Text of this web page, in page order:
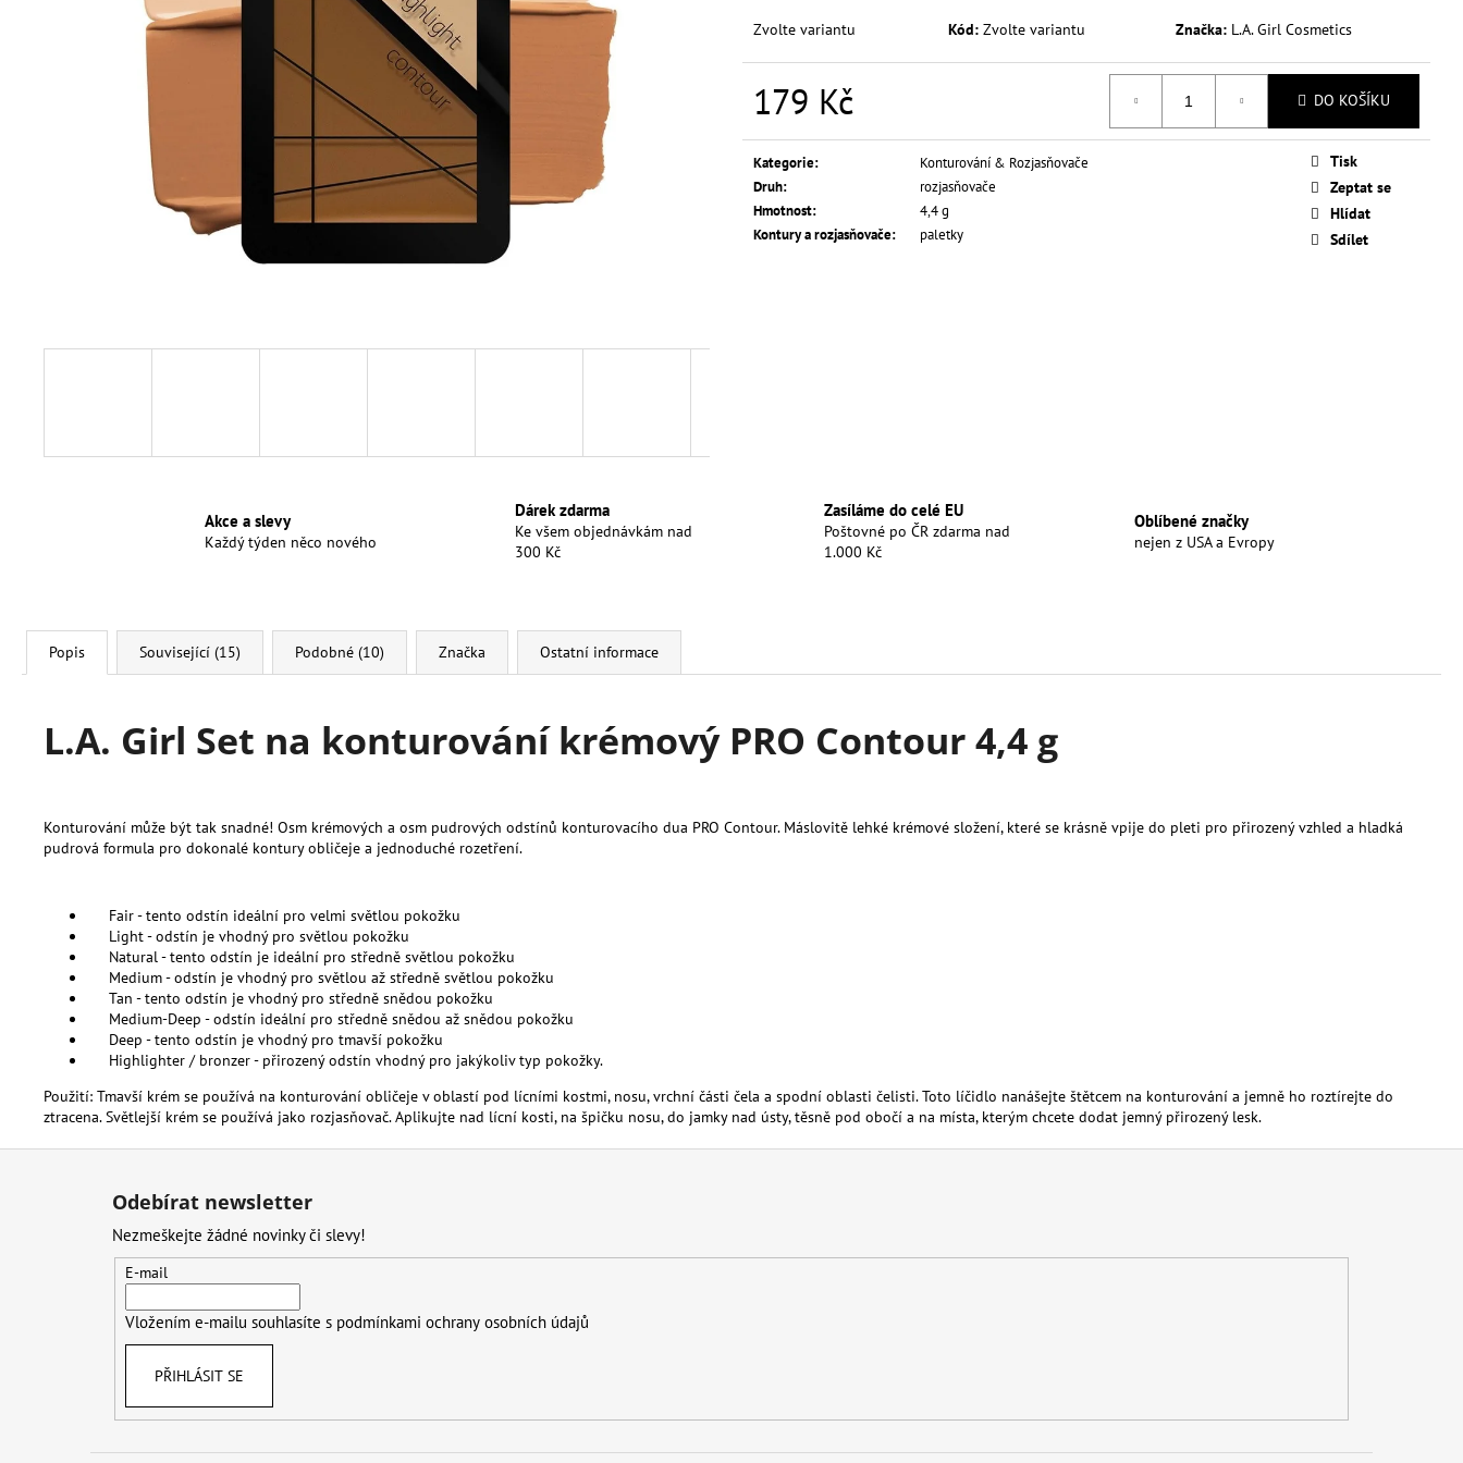
Zvolte variantu Kód: Zvolte variantu Značka: L.A. Girl Cosmetics
179 Kč DO KOŠÍKU
Kategorie:
Konturování & Rozjasňovače
Druh:
rozjasňovače
Hmotnost:
4,4 g
Kontury a rozjasňovače: paletky
Tisk
Zeptat se
Hlídat
Sdílet
Akce a slevy
Každý týden něco nového
Dárek zdarma
Ke všem objednávkám nad
300 Kč
Zasíláme do celé EU
Poštovné po ČR zdarma nad
1.000 Kč
Oblíbené značky
nejen z USA a Evropy
Popis Související (15) Podobné (10) Značka Ostatní informace
L.A. Girl Set na konturování krémový PRO Contour 4,4 g
Konturování může být tak snadné! Osm krémových a osm pudrových odstínů konturovacího dua PRO Contour. Máslovitě lehké krémové složení, které se krásně vpije do pleti pro přirozený vzhled a hladká
pudrová formula pro dokonalé kontury obličeje a jednoduché rozetření.
Fair- tento odstín ideální pro velmi světlou pokožku
Light- odstín je vhodný pro světlou pokožku
Natural - tento odstín je ideální pro středně světlou pokožku
Medium- odstín je vhodný pro světlou až středně světlou pokožku
Tan - tento odstín je vhodný pro středně snědou pokožku
Medium-Deep - odstín ideální pro středně snědou až snědou pokožku
Deep - tento odstín je vhodný pro tmavší pokožku
Highlighter / bronzer- přirozený odstín vhodný pro jakýkoliv typ pokožky.
Použití: Tmavší krém se používá na konturování obličeje v oblastí pod lícními kostmi, nosu, vrchní části čela a spodní oblasti čelisti. Toto líčidlo nanášejte štětcem na konturování a jemně ho roztírejte do
ztracena. Světlejší krém se používá jako rozjasňovač. Aplikujte nad lícní kosti, na špičku nosu, do jamky nad ústy, těsně pod obočí a na místa, kterým chcete dodat jemný přirozený lesk.
L.A. GIRL OČNÍ STÍNY SHADE SHIFTER
DUO CHROME
249 Kč
L.A. GIRL TEKUTÝ KOREKTOR HD PRO
CONCEAL 8 G
COVERAGE ILLUMINATING 28 ML
Z
Odebírat newsletter
Nezmeškejte žádné novinky či slevy!
E-mail
Vložením e-mailu souhlasíte s podmínkami ochrany osobních údajů
PŘIHLÁSIT SE